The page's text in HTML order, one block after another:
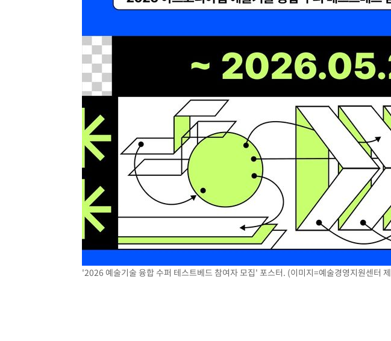
'2026 예술기술 융합 수퍼 테스트베드 참여자 모집' 포스터. (이미지=예술경영지원센터